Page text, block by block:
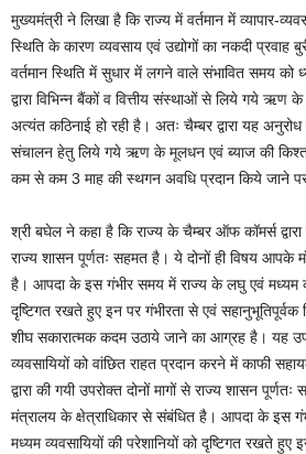
मुख्यमंत्री ने लिखा है कि राज्य में वर्तमान में व्यापार-
स्थिति के कारण व्यवसाय एवं उद्योगों का नकदी प्रवाह
वर्तमान स्थिति में सुधार में लगने वाले संभावित समय को
द्वारा विभिन्न बैंकों व वित्तीय संस्थाओं से लिये गये ऋण
अत्यंत कठिनाई हो रही है। अतः चैम्बर द्वारा यह
संचालन हेतु लिये गये ऋण के मूलधन एवं ब्याज की
कम से कम 3 माह की स्थगन अवधि प्रदान किये जाने पर
श्री बघेल ने कहा है कि राज्य के चैम्बर ऑफ कॉमर्स द्वारा
राज्य शासन पूर्णतः सहमत है। ये दोनों ही विषय आपके
है। आपदा के इस गंभीर समय में राज्य के लघु एवं मध्यम
दृष्टिगत रखते हुए इन पर गंभीरता से एवं सहानुभूतिपूर्वक
शीघ सकारात्मक कदम उठाये जाने का आग्रह है। यह
व्यवसायियों को वांछित राहत प्रदान करने में काफी
द्वारा की गयी उपरोक्त दोनों मागों से राज्य शासन
मंत्रालय के क्षेत्राधिकार से संबंधित है। आपदा के इस
मध्यम व्यवसायियों की परेशानियों को दृष्टिगत रखते हुए